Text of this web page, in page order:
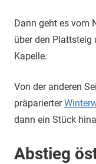
Dann geht es vom
über den Plattsteig
Kapelle.
Von der anderen
präparierter
dann ein Stück
Abstieg